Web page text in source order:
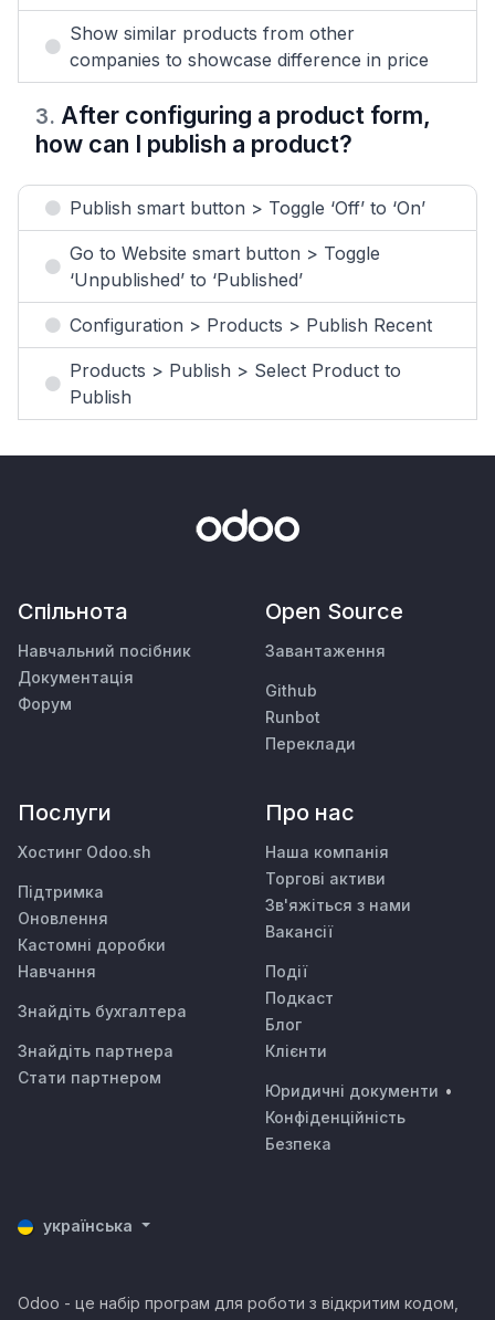
Show similar products from other
companies to showcase difference in price
3. After configuring a product form,
how can I publish a product?
Publish smart button > Toggle ‘Off’ to ‘On’
Go to Website smart button > Toggle
‘Unpublished’ to ‘Published’
Configuration > Products > Publish Recent
Products > Publish > Select Product to
Publish
Спільнота
Навчальний посібник
Документація
Форум
Open Source
Завантаження
Github
Runbot
Переклади
Послуги
Хостинг Odoo.sh
Підтримка
Оновлення
Кастомні доробки
Навчання
Знайдіть бухгалтера
Знайдіть партнера
Стати партнером
Про нас
Наша компанія
Торгові активи
Зв'яжіться з нами
Вакансії
Події
Подкаст
Блог
Клієнти
Юридичні документи •
Конфіденційність
Безпека
українська
Odoo - це набір програм для роботи з відкритим кодом,